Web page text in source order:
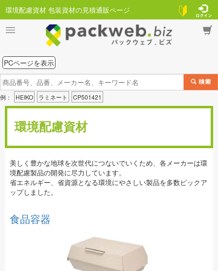
環境配慮資材 包装資材の見積通販ページ
PCページを表示
例： HEIKO ラミネート CP501421
環境配慮資材
美しく豊かな地球を次世代につないでいくため、各メーカーは環
境配慮製品の開発に尽力しています。
省エネルギー、省資源となる環境にやさしい製品を多数ピックア
ップしました。
食品容器